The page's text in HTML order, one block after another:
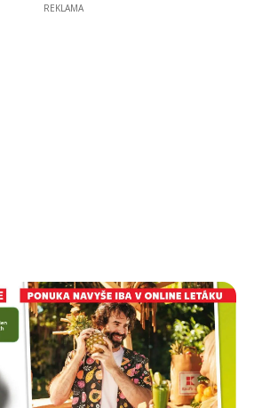
REKLAMA